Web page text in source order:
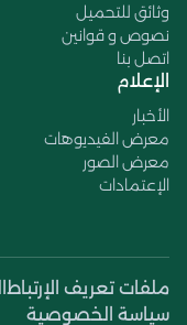
وثائق للتحميل
نصوص و قوانين
اتصل بنا
الإعلام
الأخبار
معرض الفيديوهات
معرض الصور
الإعتمادات
ملفات تعريف الإرتباط
سياسة الخصوصية